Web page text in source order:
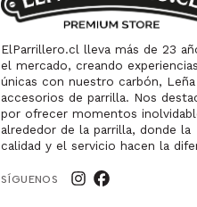
ElParrillero.cl lleva más de 23
el mercado, creando experiencias
únicas con nuestro carbón,
accesorios de parrilla. Nos
por ofrecer momentos
alrededor de la parrilla, donde la
calidad y el servicio hacen la
SÍGUENOS